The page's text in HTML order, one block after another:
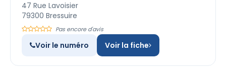
47 Rue Lavoisier
79300 Bressuire
Pas encore d'avis
Voir le numéro Voir la fiche